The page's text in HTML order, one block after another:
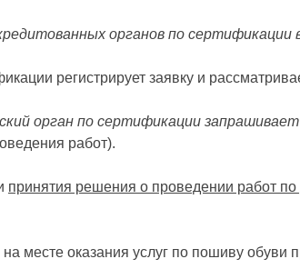
органов по
регистрирует заявку и
орган по сертификации
работ).
принятия решения о проведении работ
месте оказания услуг по пошиву обуви